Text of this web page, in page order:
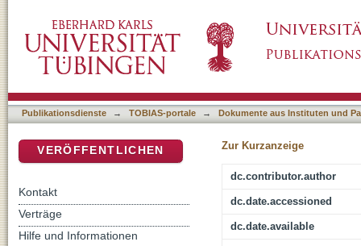
Publikationsdienste → TOBIAS-portale → Dokumente aus Instituten und
Zur Kurzanzeige
dc.contributor.author
dc.date.accessioned
dc.date.available
VERÖFFENTLICHEN
Kontakt
Verträge
Hilfe und Informationen